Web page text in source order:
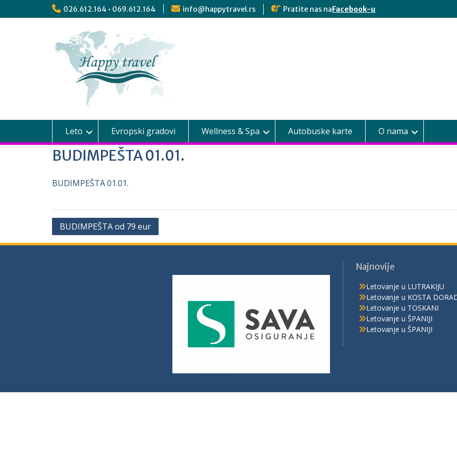
026.612.164 • 069.612.164 info@happytravel.rs Pratite nas naFacebook-u
Leto Evropski gradovi Wellness & Spa Autobuske karte O nama
BUDIMPEŠTA 01.01.
BUDIMPEŠTA 01.01.
BUDIMPEŠTA od 79 eur
Najnovije
Letovanje u LUTRAKIJU
Letovanje u KOSTA
Letovanje u TOSKANI
Letovanje u ŠPANIJI
Letovanje u ŠPANIJI